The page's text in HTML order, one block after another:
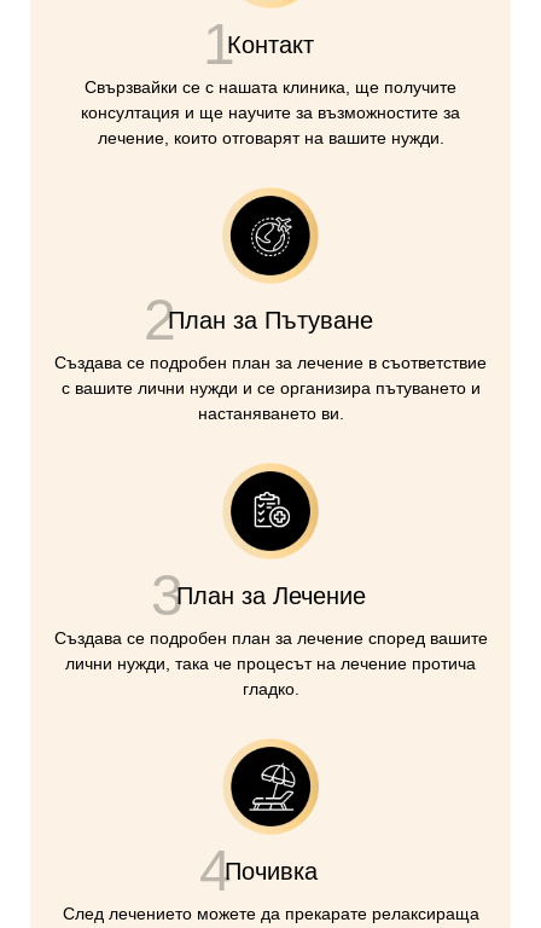
1Контакт
Свързвайки се с нашата клиника, ще получите
консултация и ще научите за възможностите за
лечение, които отговарят на вашите нужди.
2План за Пътуване
Създава се подробен план за лечение в съответствие
с вашите лични нужди и се организира пътуването и
настаняването ви.
3План за Лечение
Създава се подробен план за лечение според вашите
лични нужди, така че процесът на лечение протича
гладко.
4Почивка
След лечението можете да прекарате релаксираща